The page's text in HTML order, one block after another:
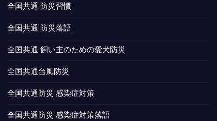
全国共通 防災習慣
全国共通 防災落語
全国共通 飼い主のための愛犬防災
全国共通台風防災
全国共通防災 感染症対策
全国共通防災 感染症対策落語